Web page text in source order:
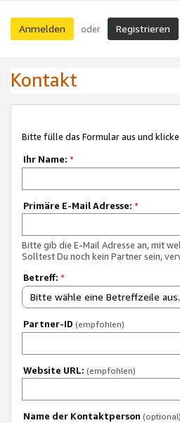
Anmelden oder Registrieren
Kontakt
Bitte fülle das Formular aus und
Ihr Name: *
Primäre E-Mail Adresse: *
Bitte gib die E-Mail Adresse an, mit
Solltest Du noch kein Partner sein,
Betreff: *
Bitte wähle eine Betreffzeile aus.
Partner-ID (empfohlen)
Website URL: (empfohlen)
Name der Kontaktperson (optional)